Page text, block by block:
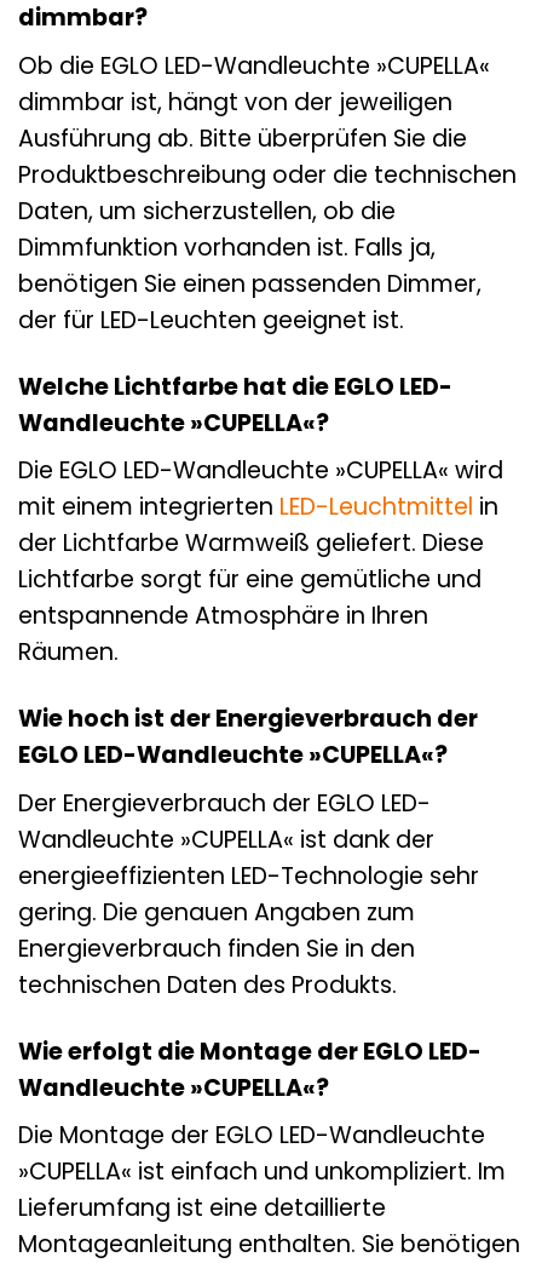
dimmbar?
Ob die EGLO LED-Wandleuchte »CUPELLA«
dimmbar ist, hängt von der jeweiligen
Ausführung ab. Bitte überprüfen Sie die
Produktbeschreibung oder die technischen
Daten, um sicherzustellen, ob die
Dimmfunktion vorhanden ist. Falls ja,
benötigen Sie einen passenden Dimmer,
der für LED-Leuchten geeignet ist.
Welche Lichtfarbe hat die EGLO LED-
Wandleuchte »CUPELLA«?
Die EGLO LED-Wandleuchte »CUPELLA« wird
mit einem integrierten LED-Leuchtmittel in
der Lichtfarbe Warmweiß geliefert. Diese
Lichtfarbe sorgt für eine gemütliche und
entspannende Atmosphäre in Ihren
Räumen.
Wie hoch ist der Energieverbrauch der
EGLO LED-Wandleuchte »CUPELLA«?
Der Energieverbrauch der EGLO LED-
Wandleuchte »CUPELLA« ist dank der
energieeffizienten LED-Technologie sehr
gering. Die genauen Angaben zum
Energieverbrauch finden Sie in den
technischen Daten des Produkts.
Wie erfolgt die Montage der EGLO LED-
Wandleuchte »CUPELLA«?
Die Montage der EGLO LED-Wandleuchte
»CUPELLA« ist einfach und unkompliziert. Im
Lieferumfang ist eine detaillierte
Montageanleitung enthalten. Sie benötigen